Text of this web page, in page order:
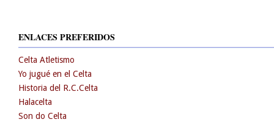
ENLACES PREFERIDOS
Celta Atletismo
Yo jugué en el Celta
Historia del R.C.Celta
Halacelta
Son do Celta